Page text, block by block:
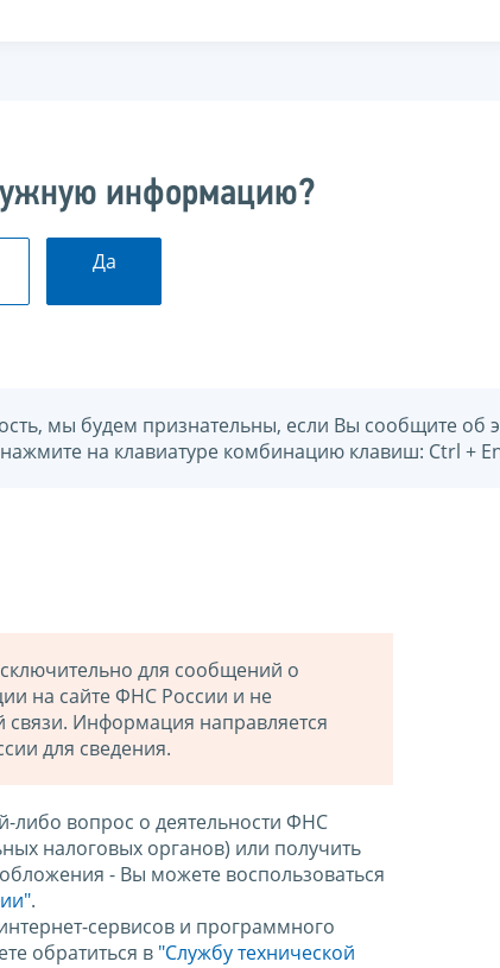
информацию?
Да
мы будем признательны, если Вы сообщите об
на клавиатуре комбинацию клавиш: Ctrl +
для сообщений о
на сайте ФНС России и не
связи. Информация направляется
для сведения.
либо вопрос о деятельности ФНС
налоговых органов) или получить
- Вы можете воспользоваться
.
сервисов и программного
обратиться в "Службу технической